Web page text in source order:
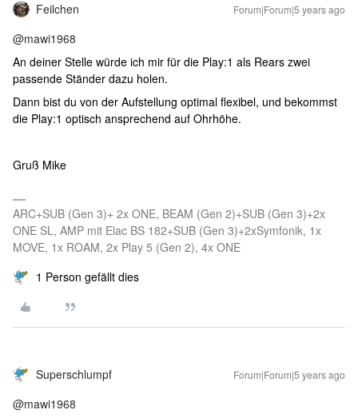
Feilchen Forum|Forum|5 years ago
@mawi1968
An deiner Stelle würde ich mir für die Play:1 als Rears zwei
passende Ständer dazu holen.
Dann bist du von der Aufstellung optimal flexibel, und bekommst
die Play:1 optisch ansprechend auf Ohrhöhe.
Gruß Mike
ARC+SUB (Gen 3)+ 2x ONE, BEAM (Gen 2)+SUB (Gen 3)+2x
ONE SL, AMP mit Elac BS 182+SUB (Gen 3)+2xSymfonik, 1x
MOVE, 1x ROAM, 2x Play 5 (Gen 2), 4x ONE
1 Person gefällt dies
Superschlumpf Forum|Forum|5 years ago
@mawi1968